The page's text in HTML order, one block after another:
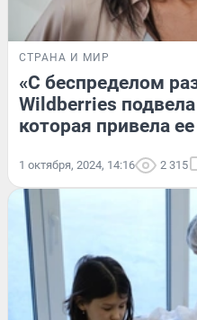
СТРАНА И МИР
«С беспределом
Wildberries
которая привела
1 октября, 2024, 14:16 2 315